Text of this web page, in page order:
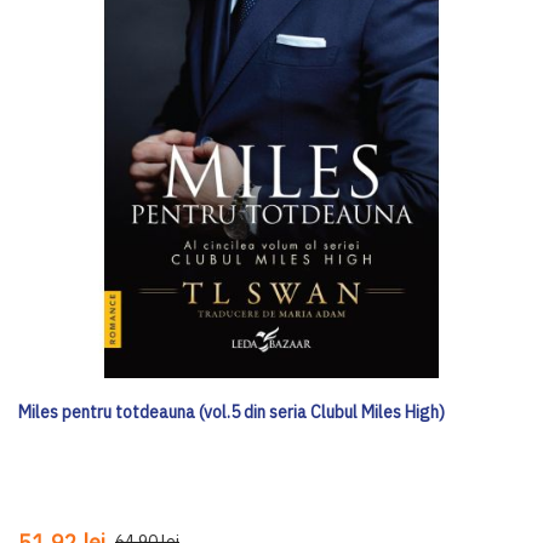
Miles pentru totdeauna (vol.5 din seria Clubul Miles High)